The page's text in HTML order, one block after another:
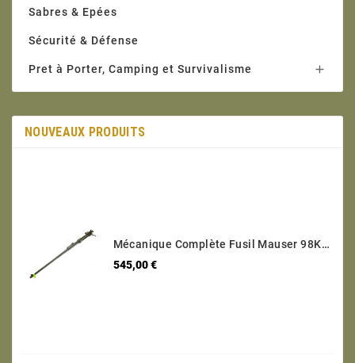
Sabres & Epées
Sécurité & Défense
Pret à Porter, Camping et Survivalisme 
NOUVEAUX PRODUITS
Mécanique Complète Fusil Mauser 98K Code 243 - 1940 Calibre 8 X 57 Numéro 2406
545,00 €Prix